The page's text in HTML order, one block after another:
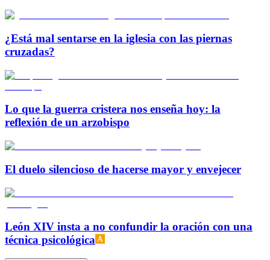
¿Está mal sentarse en la iglesia con las piernas
cruzadas?
Lo que la guerra cristera nos enseña hoy: la
reflexión de un arzobispo
El duelo silencioso de hacerse mayor y envejecer
León XIV insta a no confundir la oración con una
técnica psicológica